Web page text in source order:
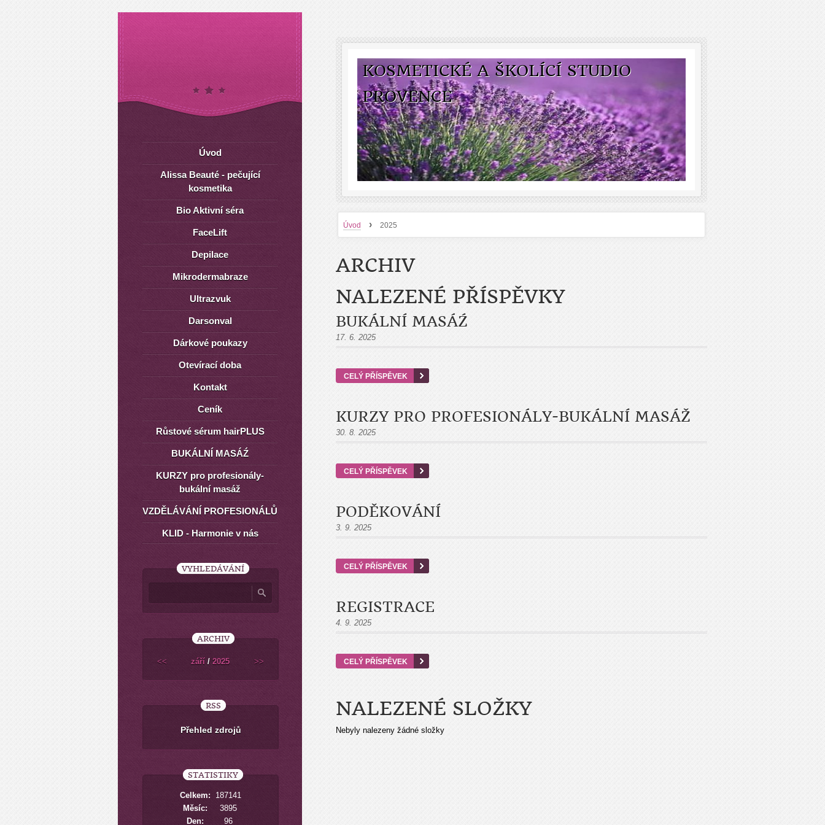
KOSMETICKÉ A ŠKOLÍCÍ STUDIO
PROVENCE
Úvod › 2025
ARCHIV
NALEZENÉ PŘÍSPĚVKY
BUKÁLNÍ MASÁŹ
17. 6. 2025
CELÝ PŘÍSPĚVEK
KURZY PRO PROFESIONÁLY-BUKÁLNÍ MASÁŽ
30. 8. 2025
CELÝ PŘÍSPĚVEK
PODĚKOVÁNÍ
3. 9. 2025
CELÝ PŘÍSPĚVEK
REGISTRACE
4. 9. 2025
CELÝ PŘÍSPĚVEK
NALEZENÉ SLOŽKY
Nebyly nalezeny žádné složky
Úvod
Alissa Beauté - pečující
kosmetika
Bio Aktivní séra
FaceLift
Depilace
Mikrodermabraze
Ultrazvuk
Darsonval
Dárkové poukazy
Otevírací doba
Kontakt
Ceník
Růstové sérum hairPLUS
BUKÁLNÍ MASÁŹ
KURZY pro profesionály-
bukální masáž
VZDĚLÁVÁNÍ PROFESIONÁLŮ
KLID - Harmonie v nás
VYHLEDÁVÁNÍ
ARCHIV
<< září / 2025 >>
RSS
Přehled zdrojů
STATISTIKY
Celkem:
187141
Měsíc:
3895
Den:
96